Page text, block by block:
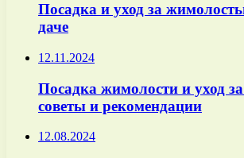
Посадка и уход за
даче
12.11.2024
Посадка жимолости и уход
советы и рекомендации
12.08.2024